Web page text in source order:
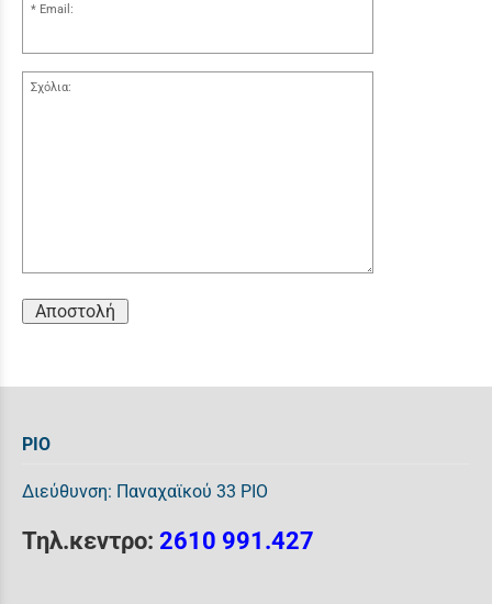
Email:
Σχόλια:
Αποστολή
ΡΙΟ
Διεύθυνση: Παναχαϊκού 33 ΡΙΟ
Τηλ.κεντρο: 2610 991.427